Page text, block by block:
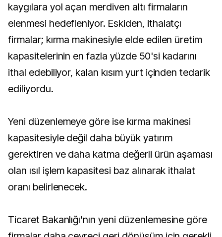
kaygılara yol açan merdiven altı firmaların
elenmesi hedefleniyor. Eskiden, ithalatçı
firmalar; kırma makinesiyle elde edilen üretim
kapasitelerinin en fazla yüzde 50'si kadarını
ithal edebiliyor, kalan kısım yurt içinden tedarik
ediliyordu.
Yeni düzenlemeye göre ise kırma makinesi
kapasitesiyle değil daha büyük yatırım
gerektiren ve daha katma değerli ürün aşaması
olan ısıl işlem kapasitesi baz alınarak ithalat
oranı belirlenecek.
Ticaret Bakanlığı'nın yeni düzenlemesine göre